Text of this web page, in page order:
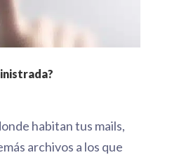
habitan tus mails,
archivos a los que